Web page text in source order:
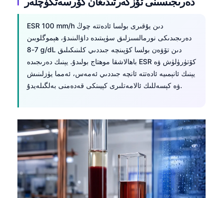
ESR 100 mm/h دىن يۇقىرى بولسا ئادەتتە چوڭ
دەرىجىدىكى نورمالسىزلىق سۈپىتىدە داۋالىنىدۇ، ھېموگلوبىن
7-8 g/dL دىن تۆۋەن بولسا كۆپىنچە جىددىي كلىنىكىلىق
باھالاشقا موھتاج بولىدۇ. يېنىك دەرىجىدە ESR كۆتۈرۈلۈش ۋە
يېنىك ئانېمىيە ئادەتتە ئانچە جىددىي ئەمەس، ئەمما يۈزلىنىش
ۋە كېسەللىك ئالامەتلىرى كېيىنكى قەدەمنى بەلگىلەيدۇ.